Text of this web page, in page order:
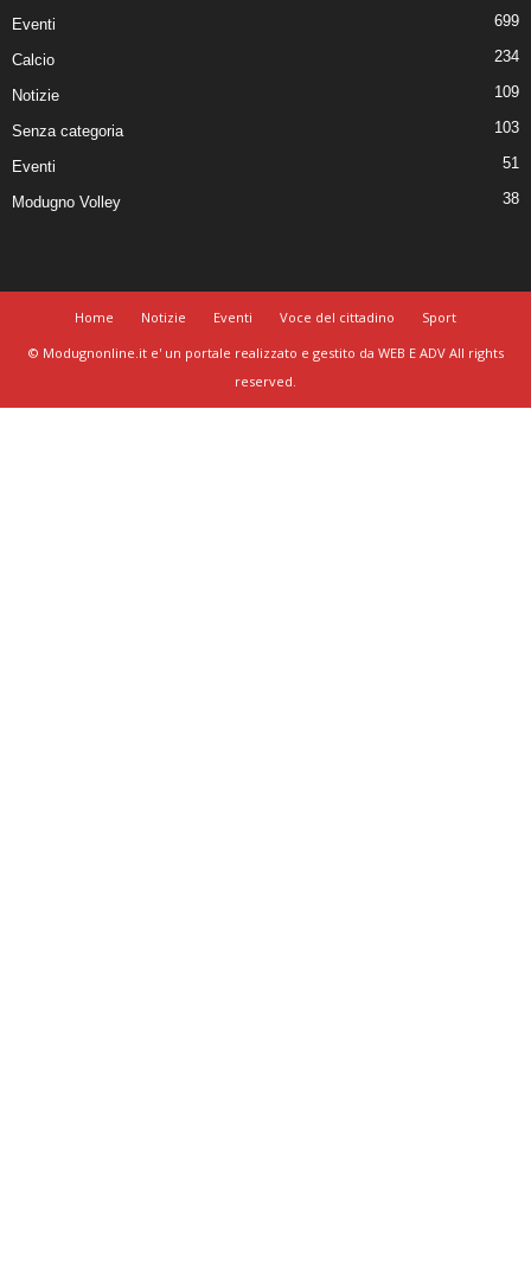
Eventi 699
Calcio 234
Notizie 109
Senza categoria 103
Eventi 51
Modugno Volley 38
Home Notizie Eventi Voce del cittadino
Sport
© Modugnonline.it e' un portale realizzato e gestito da WEB E ADV All rights
reserved.